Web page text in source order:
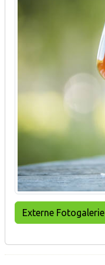
Externe Fotogalerie